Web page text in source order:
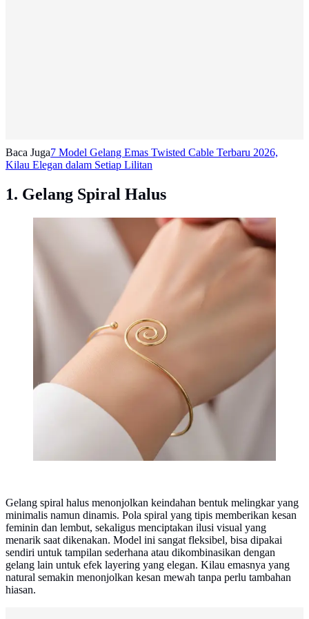
Baca Juga7 Model Gelang Emas Twisted Cable Terbaru 2026,
Kilau Elegan dalam Setiap Lilitan
1. Gelang Spiral Halus
Model Gelang Emas Tanpa Ukiran yang
Gelang spiral halus menonjolkan keindahan bentuk melingkar yang
minimalis namun dinamis. Pola spiral yang tipis memberikan kesan
feminin dan lembut, sekaligus menciptakan ilusi visual yang
menarik saat dikenakan. Model ini sangat fleksibel, bisa dipakai
sendiri untuk tampilan sederhana atau dikombinasikan dengan
gelang lain untuk efek layering yang elegan. Kilau emasnya yang
natural semakin menonjolkan kesan mewah tanpa perlu tambahan
hiasan.